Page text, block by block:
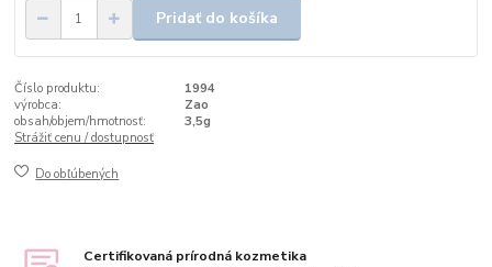
Pridať do košíka
Číslo produktu:
1994
výrobca:
Zao
obsah/objem/hmotnosť:
3,5g
Strážiť cenu / dostupnosť
Do obľúbených
Certifikovaná prírodná kozmetika